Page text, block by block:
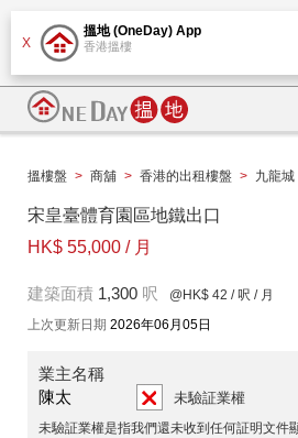
X
搵地 (OneDay) App
香港搵樓
搵樓盤 > 商舖 > 香港的出租樓盤 > 九龍城
宋皇臺體育園區地鐵出口
HK$ 55,000 / 月
建築面積 1,300 呎 @HK$ 42 / 呎 / 月
上次更新日期 2026年06月05日
業主名稱
陳太
未驗証業權
未驗証業權是指我們還未收到任何証明文件